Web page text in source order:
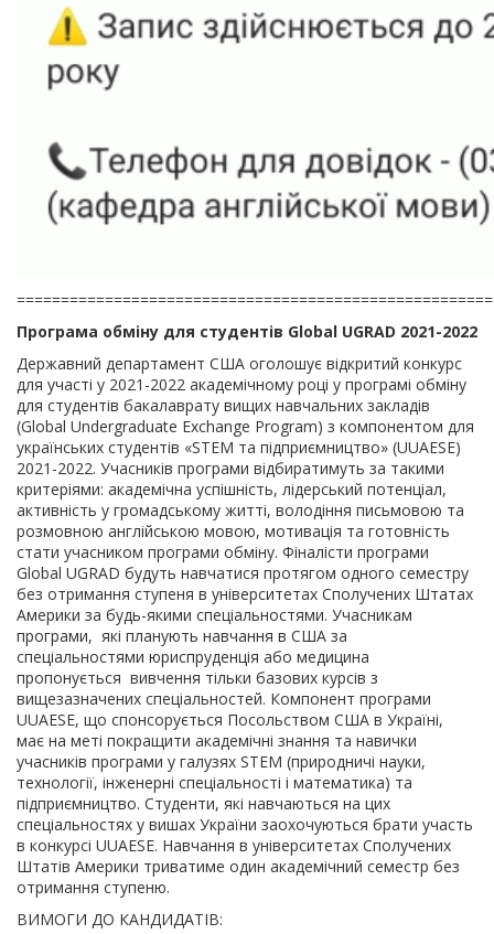
Програма обміну для студентів Global UGRAD 2021-2022
Державний департамент США оголошує відкритий конкурс
для участі у 2021-2022 академічному році у програмі обміну
для студентів бакалаврату вищих навчальних закладів
(Global Undergraduate Exchange Program) з компонентом для
українських студентів «STEM та підприємництво» (UUAESE)
2021-2022. Учасників програми відбиратимуть за такими
критеріями: академічна успішність, лідерський потенціал,
активність у громадському житті, володіння письмовою та
розмовною англійською мовою, мотивація та готовність
стати учасником програми обміну. Фіналісти програми
Global UGRAD будуть навчатися протягом одного семестру
без отримання ступеня в університетах Сполучених Штатах
Америки за будь-якими спеціальностями. Учасникам
програми, які планують навчання в США за
спеціальностями юриспруденція або медицина
пропонується вивчення тільки базових курсів з
вищезазначених спеціальностей. Компонент програми
UUAESE, що спонсорується Посольством США в Україні,
має на меті покращити академічні знання та навички
учасників програми у галузях STEM (природничі науки,
технології, інженерні спеціальності і математика) та
підприємництво. Студенти, які навчаються на цих
спеціальностях у вишах України заохочуються брати участь
в конкурсі UUAESE. Навчання в університетах Сполучених
Штатів Америки триватиме один академічний семестр без
отримання ступеню.
ВИМОГИ ДО КАНДИДАТІВ: